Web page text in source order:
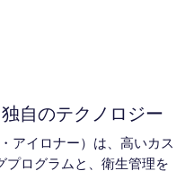
自のテクノロジー
アイロナー）は、高いカス
プログラムと、衛生管理を